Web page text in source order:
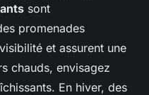
sont
promenades
et assurent une
chauds, envisagez
En hiver, des